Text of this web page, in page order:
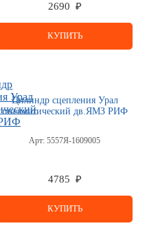
2690 ₽
КУПИТЬ
Цилиндр сцепления Урал
пневматический дв.ЯМЗ РИФ
Арт: 5557Я-1609005
4785 ₽
КУПИТЬ